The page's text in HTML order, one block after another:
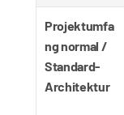
Projektumfa
ng normal /
Standard-
Architektur